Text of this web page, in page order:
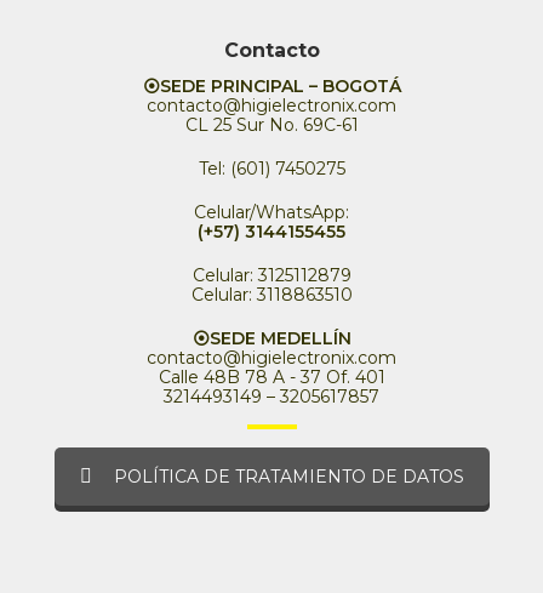
Contacto
⦿SEDE PRINCIPAL – BOGOTÁ
contacto@higielectronix.com
CL 25 Sur No. 69C-61
Tel: (601) 7450275
Celular/WhatsApp:
(+57) 3144155455
Celular: 3125112879
Celular: 3118863510
⦿SEDE MEDELLÍN
contacto@higielectronix.com
Calle 48B 78 A - 37 Of. 401
3214493149 – 3205617857
POLÍTICA DE TRATAMIENTO DE DATOS